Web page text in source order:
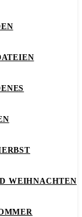
WEIHNACHTEN